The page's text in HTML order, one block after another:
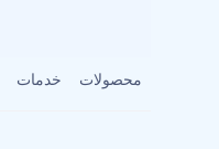
محصولات خدمات